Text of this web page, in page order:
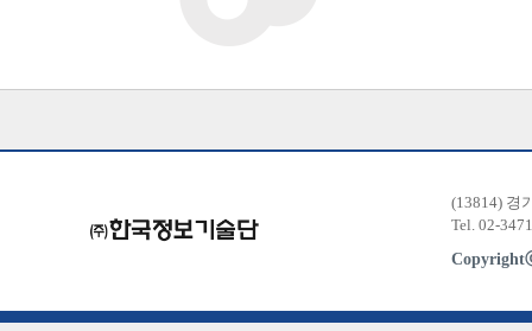
(13814) 경
Tel. 02-